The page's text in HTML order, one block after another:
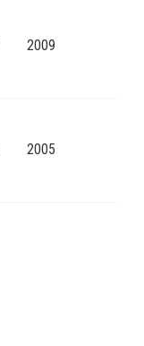
2009
2005